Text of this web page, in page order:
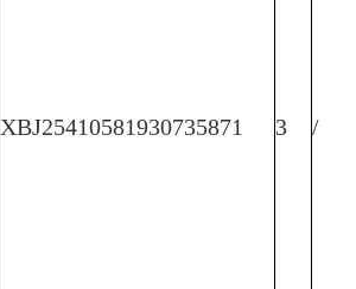
XBJ25410581930735871 3 /